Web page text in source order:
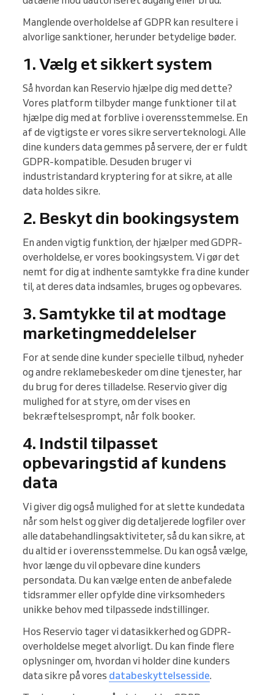
Manglende overholdelse af GDPR kan resultere i
alvorlige sanktioner, herunder betydelige bøder.
1. Vælg et sikkert system
Så hvordan kan Reservio hjælpe dig med dette?
Vores platform tilbyder mange funktioner til at
hjælpe dig med at forblive i overensstemmelse. En
af de vigtigste er vores sikre serverteknologi. Alle
dine kunders data gemmes på servere, der er fuldt
GDPR-kompatible. Desuden bruger vi
industristandard kryptering for at sikre, at alle
data holdes sikre.
2. Beskyt din bookingsystem
En anden vigtig funktion, der hjælper med GDPR-
overholdelse, er vores bookingsystem. Vi gør det
nemt for dig at indhente samtykke fra dine kunder
til, at deres data indsamles, bruges og opbevares.
3. Samtykke til at modtage
marketingmeddelelser
For at sende dine kunder specielle tilbud, nyheder
og andre reklamebeskeder om dine tjenester, har
du brug for deres tilladelse. Reservio giver dig
mulighed for at styre, om der vises en
bekræftelsesprompt, når folk booker.
4. Indstil tilpasset
opbevaringstid af kundens
data
Vi giver dig også mulighed for at slette kundedata
når som helst og giver dig detaljerede logfiler over
alle databehandlingsaktiviteter, så du kan sikre, at
du altid er i overensstemmelse. Du kan også vælge,
hvor længe du vil opbevare dine kunders
persondata. Du kan vælge enten de anbefalede
tidsrammer eller opfylde dine virksomheders
unikke behov med tilpassede indstillinger.
Hos Reservio tager vi datasikkerhed og GDPR-
overholdelse meget alvorligt. Du kan finde flere
oplysninger om, hvordan vi holder dine kunders
data sikre på vores databeskyttelsesside.